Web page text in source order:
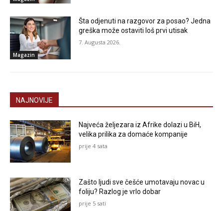
Magazin
Šta odjenuti na razgovor za posao? Jedna
greška može ostaviti loš prvi utisak
7. Augusta 2026.
NAJNOVIJE
Najveća željezara iz Afrike dolazi u BiH,
velika prilika za domaće kompanije
prije 4 sata
Zašto ljudi sve češće umotavaju novac u
foliju? Razlog je vrlo dobar
prije 5 sati